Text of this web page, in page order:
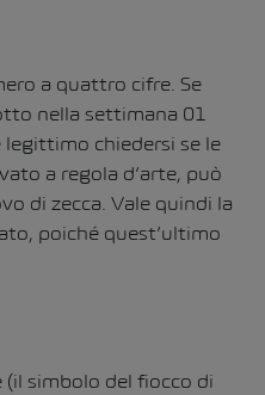
a quattro cifre. Se
nella settimana 01
legittimo chiedersi se le
a regola d’arte, può
di zecca. Vale quindi la
poiché quest’ultimo
simbolo del fiocco di